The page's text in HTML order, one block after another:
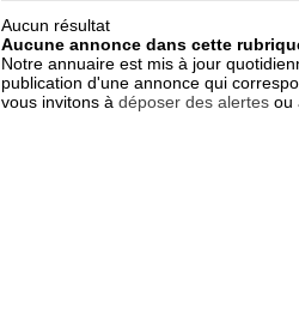
Aucun résultat
Aucune annonce dans cette
Notre annuaire est mis à jour
publication d'une annonce qui
vous invitons à déposer des alertes ou